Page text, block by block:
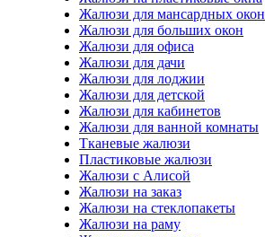
Жалюзи для мансардных окон
Жалюзи для больших окон
Жалюзи для офиса
Жалюзи для дачи
Жалюзи для лоджии
Жалюзи для детской
Жалюзи для кабинетов
Жалюзи для ванной комнаты
Тканевые жалюзи
Пластиковые жалюзи
Жалюзи с Алисой
Жалюзи на заказ
Жалюзи на стеклопакеты
Жалюзи на раму